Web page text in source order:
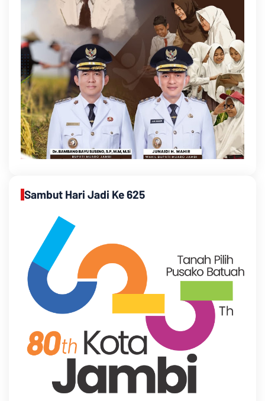
Sambut Hari Jadi Ke 625